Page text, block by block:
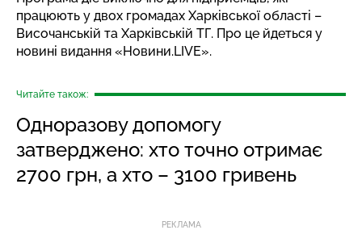
працюють у двох громадах Харківської області –
Височанській та Харківській ТГ. Про це йдеться у
новині видання «Новини.LIVE».
Читайте також:
Одноразову допомогу
затверджено: хто точно отримає
2700 грн, а хто – 3100 гривень
РЕКЛАМА